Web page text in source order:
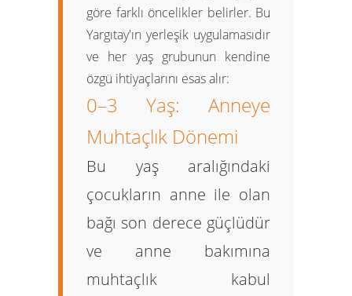
göre farklı öncelikler belirler. Bu
Yargıtay'ın yerleşik uygulamasıdır
ve her yaş grubunun kendine
özgü ihtiyaçlarını esas alır:
0–3 Yaş: Anneye
Muhtaçlık Dönemi
Bu yaş aralığındaki
çocukların anne ile olan
bağı son derece güçlüdür
ve anne bakımına
muhtaçlık kabul